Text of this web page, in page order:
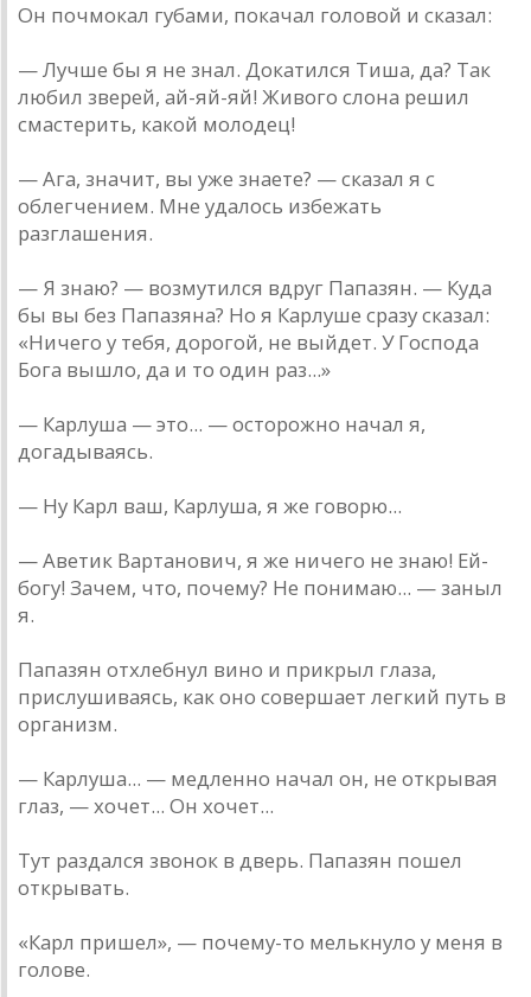
Он почмокал губами, покачал головой и сказал:
— Лучше бы я не знал. Докатился Тиша, да? Так
любил зверей, ай-яй-яй! Живого слона решил
смастерить, какой молодец!
— Ага, значит, вы уже знаете? — сказал я с
облегчением. Мне удалось избежать
разглашения.
— Я знаю? — возмутился вдруг Папазян. — Куда
бы вы без Папазяна? Но я Карлуше сразу сказал:
«Ничего у тебя, дорогой, не выйдет. У Господа
Бога вышло, да и то один раз...»
— Карлуша — это... — осторожно начал я,
догадываясь.
— Ну Карл ваш, Карлуша, я же говорю...
— Аветик Вартанович, я же ничего не знаю! Ей-
богу! Зачем, что, почему? Не понимаю... — заныл
я.
Папазян отхлебнул вино и прикрыл глаза,
прислушиваясь, как оно совершает легкий путь в
организм.
— Карлуша... — медленно начал он, не открывая
глаз, — хочет... Он хочет...
Тут раздался звонок в дверь. Папазян пошел
открывать.
«Карл пришел», — почему-то мелькнуло у меня в
голове.